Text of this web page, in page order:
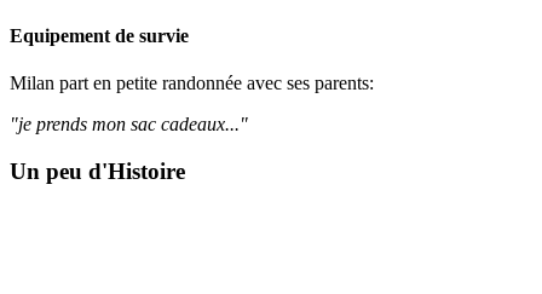
Equipement de survie
Milan part en petite randonnée avec ses parents:
"je prends mon sac cadeaux..."
Un peu d'Histoire